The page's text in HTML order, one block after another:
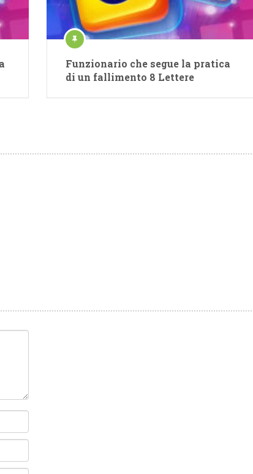
Funzionario che segue la pratica
di un fallimento 8 Lettere